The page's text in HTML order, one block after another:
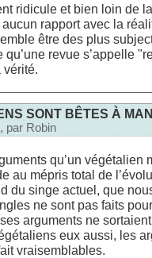
ridicule et bien loin de
rapport avec la
être des plus
qu’une revue s’appelle
SONT BÊTES À
par Robin
qu’un végétalien
au mépris total de
du singe actuel, que
ne sont pas faits
arguments ne
eux aussi, les
vraisemblables.